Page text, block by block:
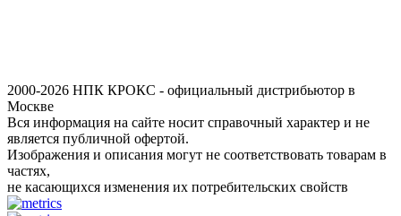
2000-2026 НПК КРОКС - официальный дистрибьютор в
Москве
Вся информация на сайте носит справочный характер и не
является публичной офертой.
Изображения и описания могут не соответствовать товарам в
частях,
не касающихся изменения их потребительских свойств